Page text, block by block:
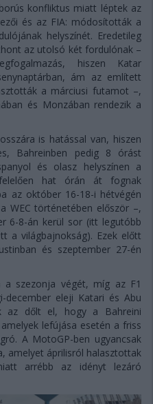
konfliktus miatt léptek az
és az FIA: módosították a
helyszínét. Eredetileg
az utolsó két fordulónak –
hiszen Katar
ám az említett
a márciusi futamot –,
és Monzában rendezik a
is hatással van, hiszen
Bahreinben pedig 8 órást
és olasz helyszínen a
hat órán át fognak
az október 16-18-i hétvégén
WEC történetében először –,
6-8-án kerül sor (itt legutóbb
a világbajnokság). Ezek előtt
és szeptember 27-én
szezonja végét, míg az F1
december eleji Katari és Abu
az dőlt el, hogy a Bahreini
lefújása esetén a friss
A MotoGP-ben ugyancsak
amelyet áprilisról halasztottak
arrébb az idényt lezáró